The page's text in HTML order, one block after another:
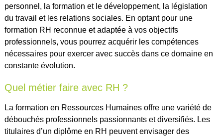
personnel, la formation et le développement, la législation
du travail et les relations sociales. En optant pour une
formation RH reconnue et adaptée à vos objectifs
professionnels, vous pourrez acquérir les compétences
nécessaires pour exercer avec succès dans ce domaine en
constante évolution.
Quel métier faire avec RH ?
La formation en Ressources Humaines offre une variété de
débouchés professionnels passionnants et diversifiés. Les
titulaires d’un diplôme en RH peuvent envisager des